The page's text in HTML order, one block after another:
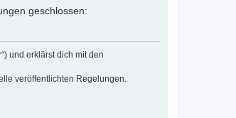
geschlossen:
und erklärst dich mit den
veröffentlichten Regelungen.